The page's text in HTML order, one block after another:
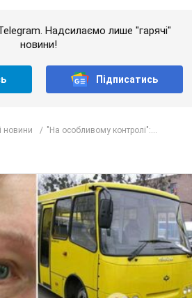
конфлікт,
мовою у маршрутці:
Відео
поліцейські та слідчо-